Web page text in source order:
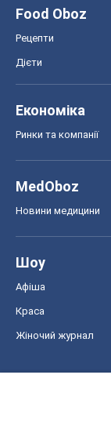
Food Oboz
Рецепти
Дієти
Економіка
Ринки та компанії
MedOboz
Новини медицини
Шоу
Афіша
Краса
Жіночий журнал